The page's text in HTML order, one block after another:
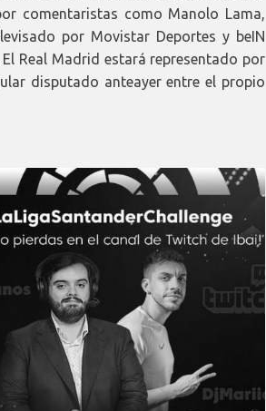
comentaristas como Manolo Lama,
por Movistar Deportes y beIN
Real Madrid estará representado por
disputado anteayer entre el propio